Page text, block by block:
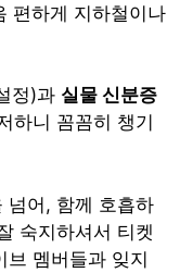
편하게 지하철이나
정)과 실물 신분증
하니 꼼꼼히 챙기
넘어, 함께 호흡하
숙지하셔서 티켓
브 멤버들과 잊지